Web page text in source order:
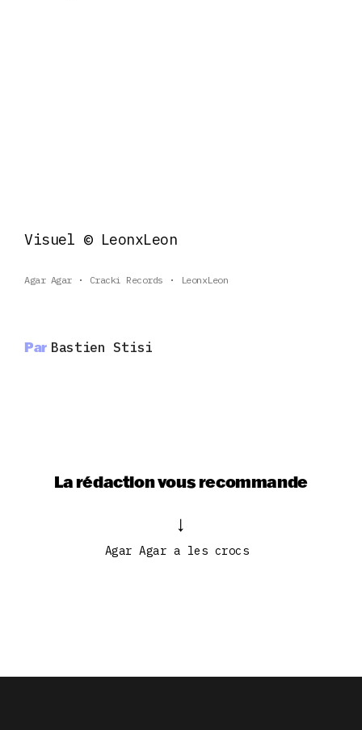
Visuel © LeonxLeon
Agar Agar Cracki Records LeonxLeon
Par Bastien Stisi
La rédaction vous recommande
Agar Agar a les crocs